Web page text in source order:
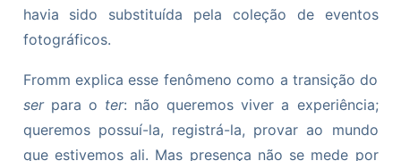
havia sido substituída pela coleção de eventos
fotográficos.
Fromm explica esse fenômeno como a transição do
serpara o ter: não queremos viver a experiência;
queremos possuí-la, registrá-la, provar ao mundo
que estivemos ali. Mas presença não se mede por